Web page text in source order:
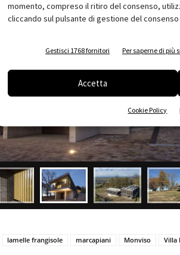
momento, compreso il ritiro del consenso,
cliccando sul pulsante di gestione del
Gestisci 1768 fornitori Per saperne di più
Accetta
Cookie Policy
lamelle frangisole marcapiani Monviso Villa